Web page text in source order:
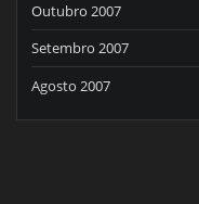
Outubro 2007
Setembro 2007
Agosto 2007